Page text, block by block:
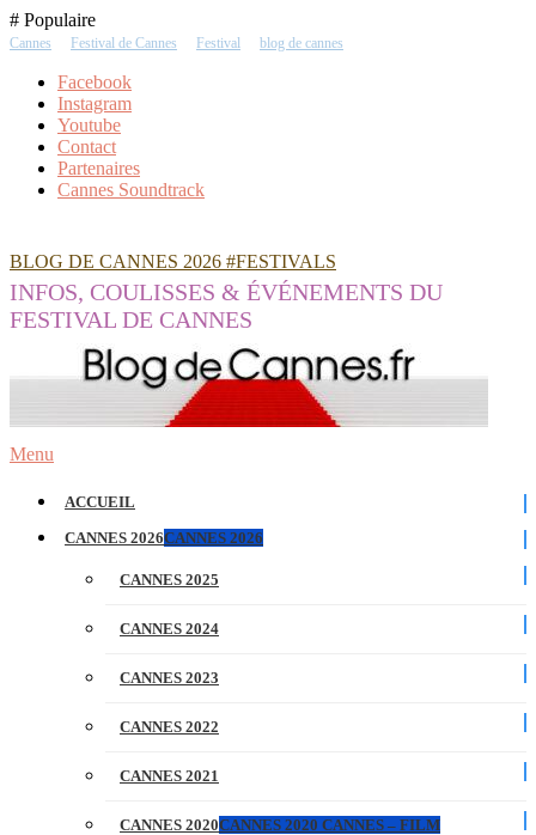
Skip
To
# Populaire
Cannes Festival de Cannes Festival blog de cannes
Facebook
Instagram
Youtube
Contact
Partenaires
Cannes Soundtrack
BLOG DE CANNES 2026 #FESTIVALS
INFOS, COULISSES & ÉVÉNEMENTS DU
FESTIVAL DE CANNES
Menu
ACCUEIL
CANNES 2026CANNES 2026
CANNES 2025
CANNES 2024
CANNES 2023
CANNES 2022
CANNES 2021
CANNES 2020CANNES 2020 CANNES – FILM